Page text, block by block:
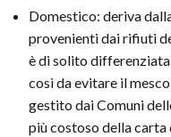
Domestico: deriva
provenienti dai rifiuti
è di solito
così da evitare il
gestito dai Comuni
più costoso della carta